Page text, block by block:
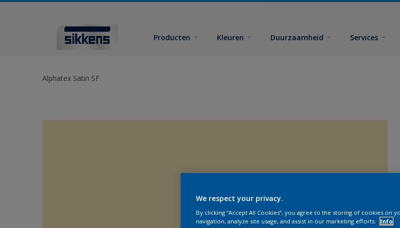
Producten Kleuren Duurzaamheid Services
Alphatex Satin SF
We respect your privacy.
By clicking “Accept All Cookies”, you agree to the storing of cookies on
navigation, analyze site usage, and assist in our marketing efforts.
Info